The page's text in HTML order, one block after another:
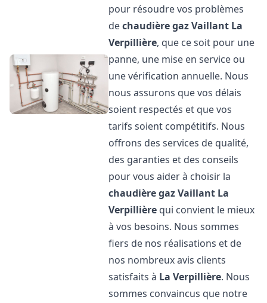
pour résoudre vos problèmes
dechaudière gaz Vaillant La
Verpillière, que ce soit pour une
panne, une mise en service ou
une vérification annuelle. Nous
nous assurons que vos délais
soient respectés et que vos
tarifs soient compétitifs. Nous
offrons des services de qualité,
des garanties et des conseils
pour vous aider à choisir la
chaudière gaz Vaillant La
Verpillière qui convient le mieux
à vos besoins. Nous sommes
fiers de nos réalisations et de
nos nombreux avis clients
satisfaits à La Verpillière. Nous
sommes convaincus que notre